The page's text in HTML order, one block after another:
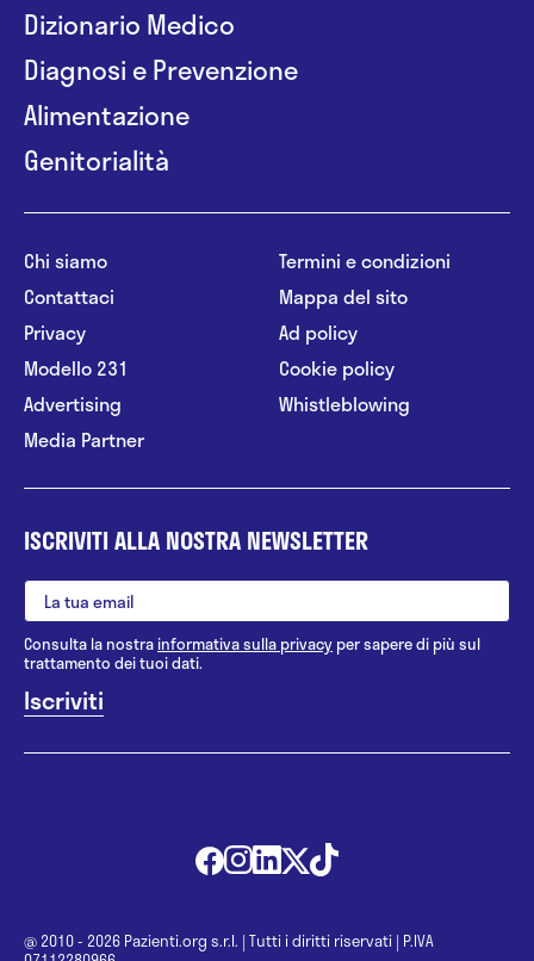
Dizionario Medico
Diagnosi e Prevenzione
Alimentazione
Genitorialità
Chi siamo
Contattaci
Privacy
Modello 231
Advertising
Media Partner
Termini e condizioni
Mappa del sito
Ad policy
Cookie policy
Whistleblowing
ISCRIVITI ALLA NOSTRA NEWSLETTER
Consulta la nostrainformativa sulla privacy per sapere di più sul
trattamento dei tuoi dati.
@ 2010 - 2026 Pazienti.org s.r.l. | Tutti i diritti riservati | P.IVA